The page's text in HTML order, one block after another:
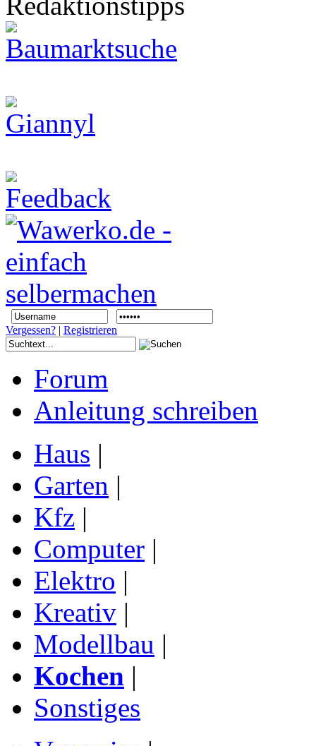
Vergessen? | Registrieren
Forum
Anleitung schreiben
Haus |
Garten |
Kfz |
Computer |
Elektro |
Kreativ |
Modellbau |
Kochen |
Sonstiges